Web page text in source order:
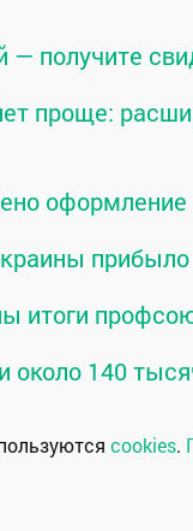
— получите
проще:
оформление
прибыло
итоги
около 140
cookies.